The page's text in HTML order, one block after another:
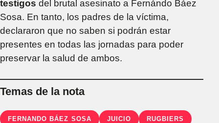
testigos del brutal asesinato a Fernándo Báez
Sosa. En tanto, los padres de la víctima,
declararon que no saben si podrán estar
presentes en todas las jornadas para poder
preservar la salud de ambos.
Temas de la nota
FERNANDO BÁEZ SOSA JUICIO RUGBIERS